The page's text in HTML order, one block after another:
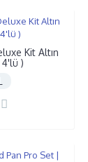
Kit Altın
)